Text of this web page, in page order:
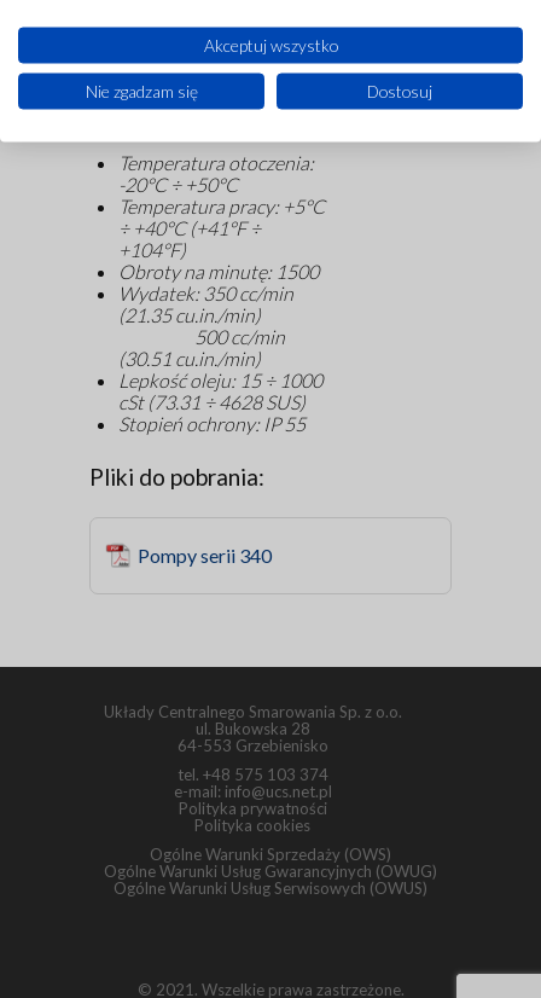
psi)przy pracy ciągłej,<70
przy pracy
przerywanej.
Temperatura otoczenia:
-20°C ÷ +50°C
Temperatura pracy: +5°C
÷ +40°C (+41°F ÷
+104°F)
Obroty na minutę: 1500
Wydatek: 350 cc/min
(21.35 cu.in./min)
500 cc/min
(30.51 cu.in./min)
Lepkość oleju: 15 ÷ 1000
cSt (73.31 ÷ 4628 SUS)
Stopień ochrony: IP 55
Pliki do pobrania:
Pompy serii 340
Układy Centralnego Smarowania Sp. z o.o.
ul. Bukowska 28
64-553 Grzebienisko
tel. +48 575 103 374
e-mail: info@ucs.net.pl
Polityka prywatności
Polityka cookies
Ogólne Warunki Sprzedaży (OWS)
Ogólne Warunki Usług Gwarancyjnych (OWUG)
Ogólne Warunki Usług Serwisowych (OWUS)
© 2021. Wszelkie prawa zastrzeżone.
Akceptuj wszystko
Nie zgadzam się Dostosuj